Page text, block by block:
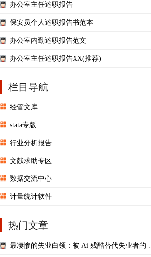
办公室主任述职报告
保安员个人述职报告书范本
办公室内勤述职报告范文
办公室主任述职报告XX(推荐)
栏目导航
经管文库
stata专版
行业分析报告
文献求助专区
数据交流中心
计量统计软件
热门文章
最凄惨的失业白领：被 Ai 残酷替代失业者的 ...